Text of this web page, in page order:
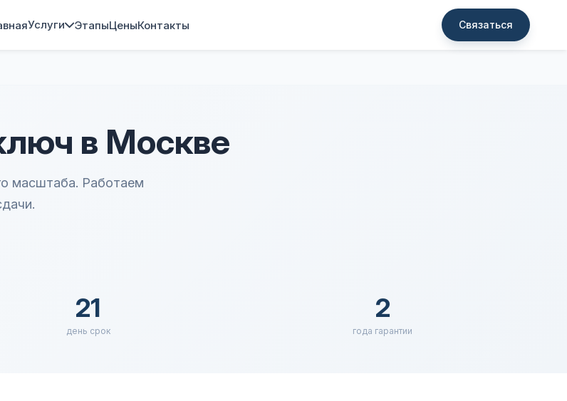
Услуги ЭтапыЦеныКонтакты Связаться
в Москве
масштаба. Работаем
21
день срок
2
года гарантии